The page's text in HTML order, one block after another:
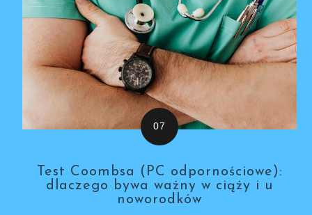
Test Coombsa (PC odpornościowe):
dlaczego bywa ważny w ciąży i u
noworodków